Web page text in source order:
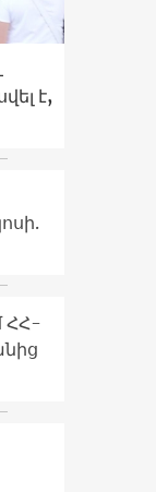
է,
ՀՀ-